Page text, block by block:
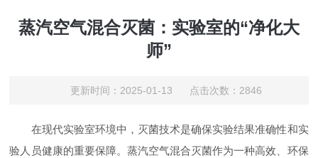
蒸汽空气混合灭菌：实验室的“净化大
师”
更新时间：2025-01-13 点击次数：2846
在现代实验室环境中，灭菌技术是确保实验结果准确性和实
验人员健康的重要保障。蒸汽空气混合灭菌作为一种高效、环保